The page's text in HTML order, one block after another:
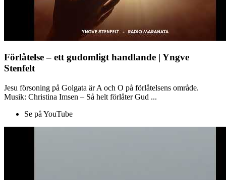
Förlåtelse – ett gudomligt handlande | Yngve
Stenfelt
Jesu försoning på Golgata är A och O på förlåtelsens område.
Musik: Christina Imsen – Så helt förlåter Gud ...
Se på YouTube